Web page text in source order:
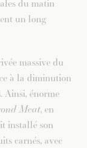
du matin
un long
massive du
à la diminution
Ainsi, énorme
Meat, en
installé son
carnés, avec